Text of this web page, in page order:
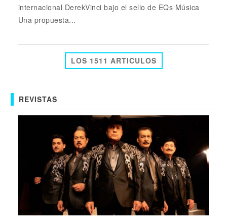
internacional DerekVinci bajo el sello de EQs Música
Una propuesta...
LOS 1511 ARTICULOS
REVISTAS